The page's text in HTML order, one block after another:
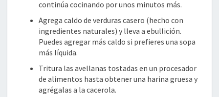
continúa cocinando por unos minutos más.
Agrega caldo de verduras casero (hecho con
ingredientes naturales) y lleva a ebullición.
Puedes agregar más caldo si prefieres una sopa
más líquida.
Tritura las avellanas tostadas en un procesador
de alimentos hasta obtener una harina gruesa y
agrégalas a la cacerola.